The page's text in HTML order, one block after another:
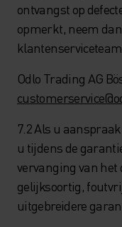
ontvangst op
opmerkt, neem
klantenserviceteam.
Odlo Trading AG
7.2 Als u
u tijdens de
vervanging van het
gelijksoortig,
uitgebreidere